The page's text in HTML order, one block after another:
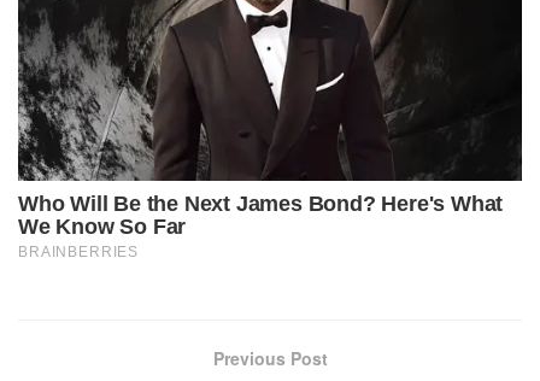
Previous Post